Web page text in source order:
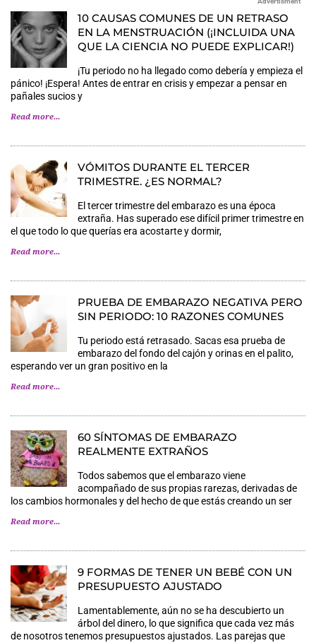
10 CAUSAS COMUNES DE UN RETRASO
EN LA MENSTRUACIÓN (¡INCLUIDA UNA
QUE LA CIENCIA NO PUEDE EXPLICAR!)
¡Tu periodo no ha llegado como debería y empieza el
pánico! ¡Espera! Antes de entrar en crisis y empezar a pensar en
pañales sucios y
Read more...
VÓMITOS DURANTE EL TERCER
TRIMESTRE. ¿ES NORMAL?
El tercer trimestre del embarazo es una época
extraña. Has superado ese difícil primer trimestre en
el que todo lo que querías era acostarte y dormir,
Read more...
PRUEBA DE EMBARAZO NEGATIVA PERO
SIN PERIODO: 10 RAZONES COMUNES
Tu periodo está retrasado. Sacas esa prueba de
embarazo del fondo del cajón y orinas en el palito,
esperando ver un gran positivo en la
Read more...
60 SÍNTOMAS DE EMBARAZO
REALMENTE EXTRAÑOS
Todos sabemos que el embarazo viene
acompañado de sus propias rarezas, derivadas de
los cambios hormonales y del hecho de que estás creando un ser
Read more...
9 FORMAS DE TENER UN BEBÉ CON UN
PRESUPUESTO AJUSTADO
Lamentablemente, aún no se ha descubierto un
árbol del dinero, lo que significa que cada vez más
de nosotros tenemos presupuestos ajustados. Las parejas que